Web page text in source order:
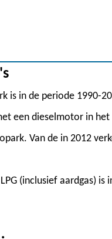
is in de periode 1990-
een dieselmotor in
Van de in 2012
(inclusief aardgas)